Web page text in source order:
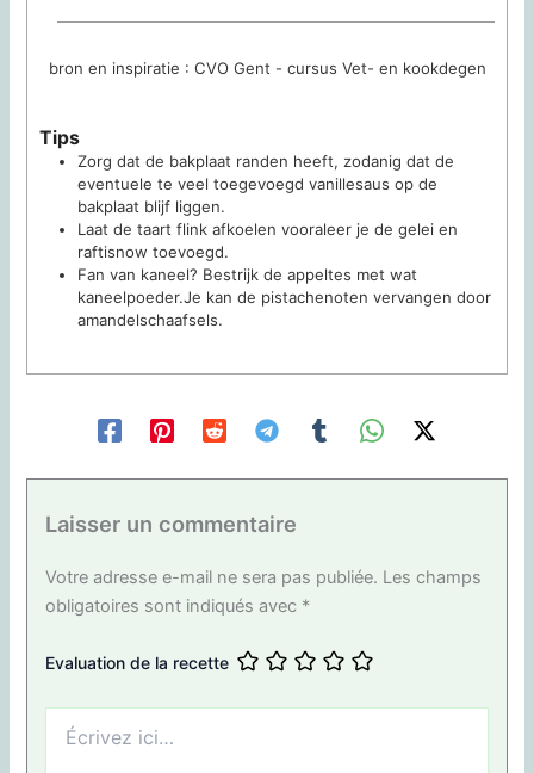
bron en inspiratie : CVO Gent - cursus Vet- en kookdegen
Tips
Zorg dat de bakplaat randen heeft, zodanig dat de
eventuele te veel toegevoegd vanillesaus op de
bakplaat blijf liggen.
Laat de taart flink afkoelen vooraleer je de gelei en
raftisnow toevoegd.
Fan van kaneel? Bestrijk de appeltes met wat
kaneelpoeder.Je kan de pistachenoten vervangen door
amandelschaafsels.
Laisser un commentaire
Votre adresse e-mail ne sera pas publiée. Les champs
obligatoires sont indiqués avec *
Evaluation de la recette
ici…